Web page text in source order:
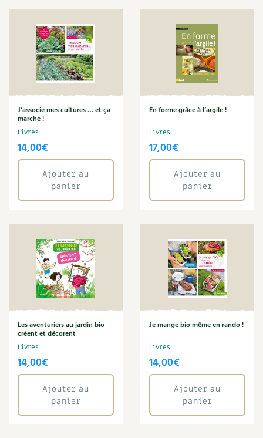
Pesticides
Petits déjeuners
Pharmacie naturelle
Phytothérapie
Plantes
Plantes médicinales
Plantes sauvages
Plants
Potager
Potager en lasagnes
Potions
Poules
pub-canicule
Ravageur
Rénovation
Rotation
Ruche
Salade
Sans gluten
Santé
Sarrasin
Savon
Séchoir solaire
Serge Schall
Soins
J’associe mes cultures … et ça
marche !
Livres
14,00€
Ajouter au
panier
En forme grâce à l’argile !
Livres
17,00€
Ajouter au
panier
Les aventuriers au jardin bio
créent et décorent
Livres
14,00€
Ajouter au
panier
Je mange bio même en rando !
Livres
14,00€
Ajouter au
panier